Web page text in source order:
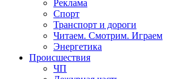
Реклама
Спорт
Транспорт и дороги
Читаем. Смотрим. Играем
Энергетика
Происшествия
ЧП